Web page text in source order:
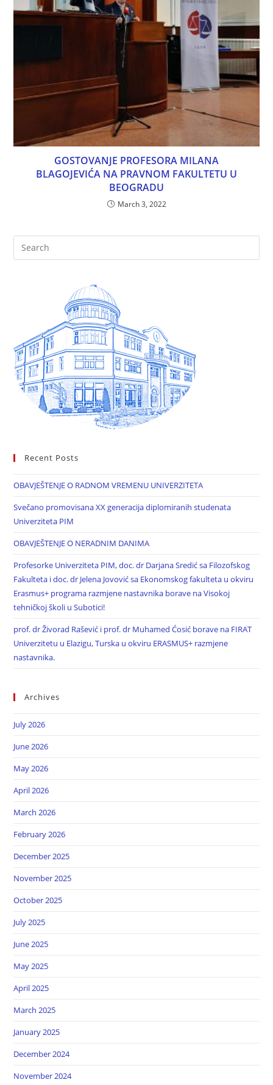
GOSTOVANJE PROFESORA MILANA
BLAGOJEVIĆA NA PRAVNOM FAKULTETU U
BEOGRADU
March 3, 2022
Recent Posts
OBAVJEŠTENJE O RADNOM VREMENU UNIVERZITETA
Svečano promovisana XX generacija diplomiranih studenata
Univerziteta PIM
OBAVJEŠTENJE O NERADNIM DANIMA
Profesorke Univerziteta PIM, doc. dr Darjana Sredić sa Filozofskog
Fakulteta i doc. dr Jelena Jovović sa Ekonomskog fakulteta u okviru
Erasmus+ programa razmjene nastavnika borave na Visokoj
tehničkoj školi u Subotici!
prof. dr Živorad Rašević i prof. dr Muhamed Ćosić borave na FIRAT
Univerzitetu u Elazigu, Turska u okviru ERASMUS+ razmjene
nastavnika.
Archives
July 2026
June 2026
May 2026
April 2026
March 2026
February 2026
December 2025
November 2025
October 2025
July 2025
June 2025
May 2025
April 2025
March 2025
January 2025
December 2024
November 2024